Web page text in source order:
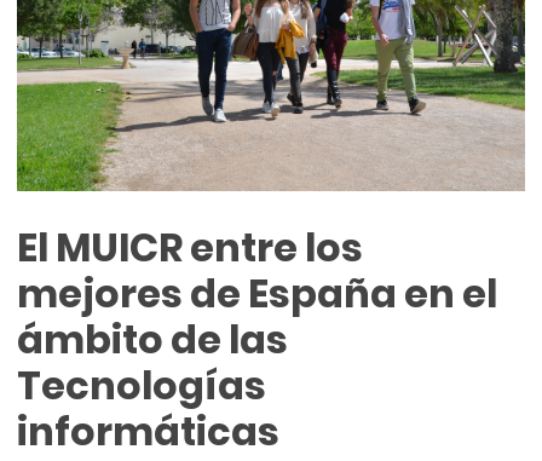
El MUICR entre los
mejores de España en el
ámbito de las
Tecnologías
informáticas